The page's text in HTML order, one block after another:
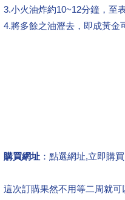
3.小火油炸約10~12分鐘，至
4.將多餘之油瀝去，即成黃金
購買網址 ： 點選網址,立即購買
這次訂購果然不用等二周就